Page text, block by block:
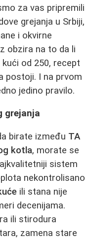
za vas pripremili
grejanja u Srbiji,
i okvirne
obzira na to da li
od 250, recept
postoji. I na prvom
jedino pravilo.
grejanja
birate između TA
kotla, morate se
sistem
nekontrolisano
ili stana nije
decenijama.
ili stirodura
zamena stare